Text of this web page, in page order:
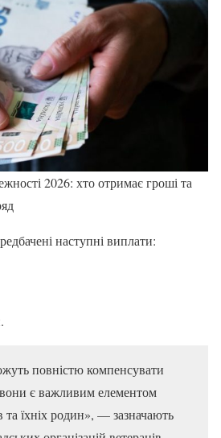
2026: хто отримає гроші та
наступні виплати:
повністю компенсувати
є важливим елементом
та їхніх родин», — зазначають